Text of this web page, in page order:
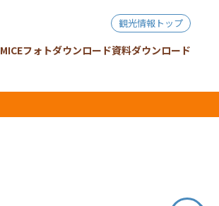
観光情報トップ
MICEフォトダウンロード資料ダウンロード